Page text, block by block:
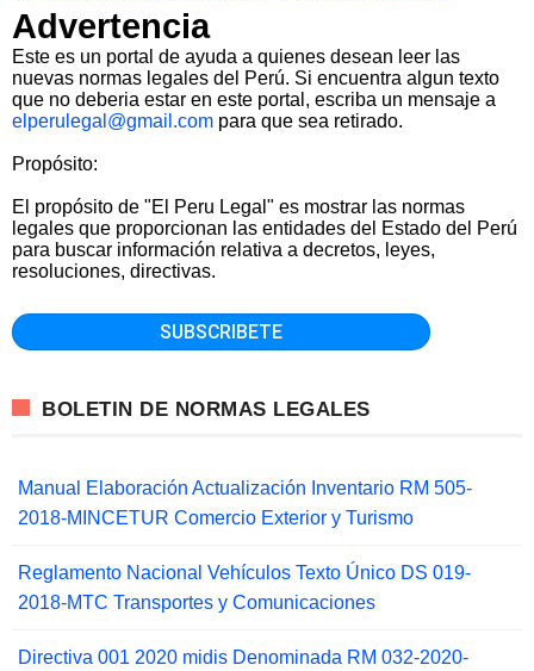
Advertencia
Este es un portal de ayuda a quienes desean leer las
nuevas normas legales del Perú. Si encuentra algun texto
que no deberia estar en este portal, escriba un mensaje a
elperulegal@gmail.com para que sea retirado.
Propósito:
El propósito de "El Peru Legal" es mostrar las normas
legales que proporcionan las entidades del Estado del Perú
para buscar información relativa a decretos, leyes,
resoluciones, directivas.
BOLETIN DE NORMAS LEGALES
Manual Elaboración Actualización Inventario RM 505-
2018-MINCETUR Comercio Exterior y Turismo
Reglamento Nacional Vehículos Texto Único DS 019-
2018-MTC Transportes y Comunicaciones
Directiva 001 2020 midis Denominada RM 032-2020-